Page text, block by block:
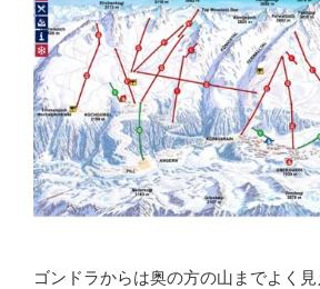
ゴンドラからは奥の方の山までよく見